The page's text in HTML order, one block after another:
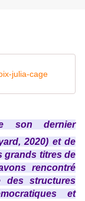
julia-cage
son dernier
2020) et de
grands titres de
rencontré
des structures
et